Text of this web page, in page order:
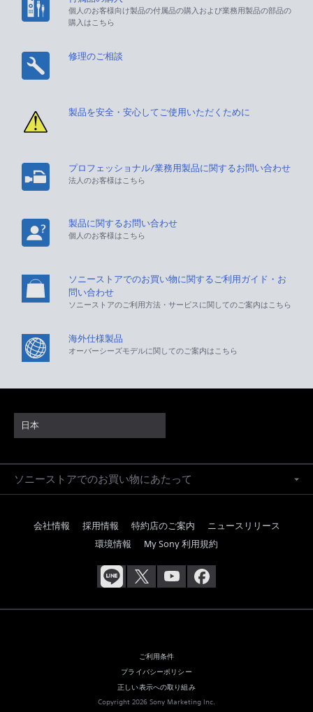
個人のお客様向け製品の付属品の購入および業務用製品の部品の
購入はこちら
修理のご相談
製品を安全・安心してご使用いただくために
プロフェッショナル/業務用製品に関するお問い合わせ
法人のお客様はこちら
製品に関するお問い合わせ
個人のお客様はこちら
ソニーストアでのお買い物に関するご利用ガイド・お
問い合わせ
ソニーストアのご利用方法・サービスに関してのご案内はこちら
海外仕様製品
オーバーシーズモデルに関してのご案内はこちら
日本
ソニーストアでのお買い物にあたって
会社情報 採用情報 特約店のご案内
ニュースリリース
環境情報
My Sony 利用規約
ご利用条件
プライバシーポリシー
正しい表示への取り組み
Copyright 2026 Sony Marketing Inc.